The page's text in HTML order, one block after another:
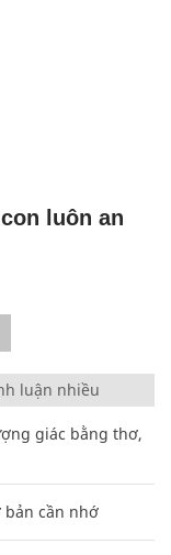
luôn an
luận nhiều
giác bằng thơ,
bản cần nhớ